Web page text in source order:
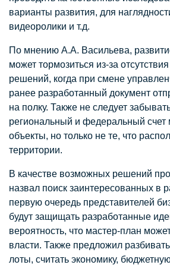
варианты развития, для
видеоролики и т.д.
По мнению А.А. Васильева,
может тормозиться из-за
решений, когда при смене
ранее разработанный документ
на полку. Также не следует
региональный и федеральный счет
объекты, но только не те, что
территории.
В качестве возможных решений
назвал поиск заинтересованных в
первую очередь представителей
будут защищать разработанные
вероятность, что мастер-план
власти. Также предложил
лоты, считать экономику,